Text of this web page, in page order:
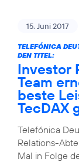
15. Juni 2017
TELEFÓNICA
DEN TITEL:
Investor
Team
beste
TecDAX
Telefónica
Relations-
Mal in Folge